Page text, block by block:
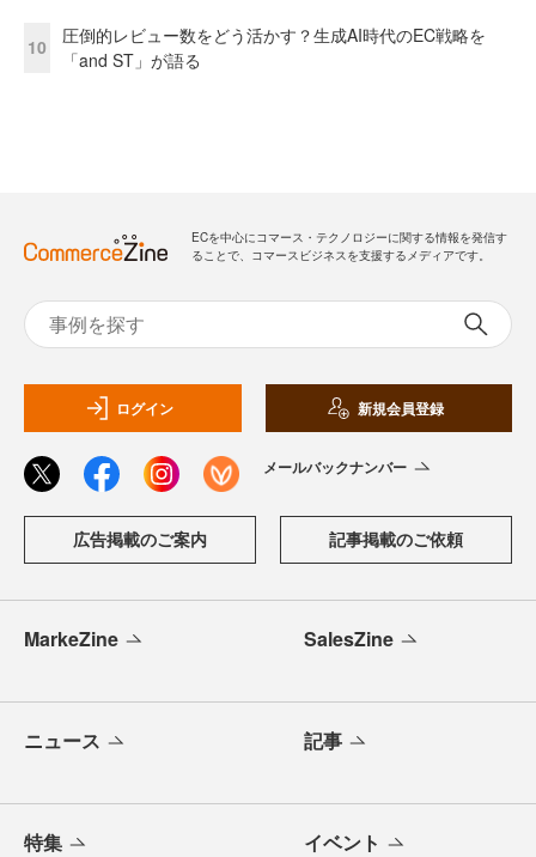
10
圧倒的レビュー数をどう活かす？生成AI時代のEC戦略を
「and ST」が語る
ECを中心にコマース・テクノロジーに関する情報を発信す
ることで、コマースビジネスを支援するメディアです。
ログイン 新規会員登録
メールバックナンバー
広告掲載のご案内 記事掲載のご依頼
MarkeZine SalesZine
ニュース 記事
特集 イベント